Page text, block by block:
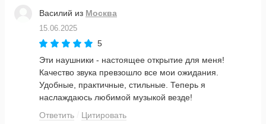
Василий из Москва
15.06.2025
5
Эти наушники - настоящее открытие для меня!
Качество звука превзошло все мои ожидания.
Удобные, практичные, стильные. Теперь я
наслаждаюсь любимой музыкой везде!
Ответить
Цитировать